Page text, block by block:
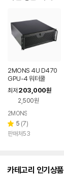
2MONS 4U D470
GPU-4 워터쿨
최저 203,000원
2,500원
2MONS
별
점
5 리
뷰
(7)
판매처53
카테고리 인기상품